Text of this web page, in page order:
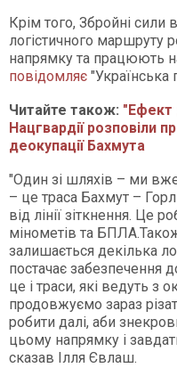
Крім того, Збройні
логістичного маршруту
напрямку та працюють
повідомляє "Українська
Читайте також: "Ефект
Нацгвардії розповіли
деокупації Бахмута
"Один зі шляхів – ми
– це траса Бахмут –
від лінії зіткнення. Це
мінометів та
залишається декілька
постачає забезпечення
це і траси, які ведуть з
продовжуємо зараз
робити далі, аби
цьому напрямку і
сказав Ілля Євлаш.